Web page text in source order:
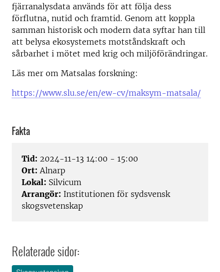
fjärranalysdata används för att följa dess
förflutna, nutid och framtid. Genom att koppla
samman historisk och modern data syftar han till
att belysa ekosystemets motståndskraft och
sårbarhet i mötet med krig och miljöförändringar.
Läs mer om Matsalas forskning:
https://www.slu.se/en/ew-cv/maksym-matsala/
Fakta
Tid: 2024-11-13 14:00 - 15:00
Ort: Alnarp
Lokal: Silvicum
Arrangör: Institutionen för sydsvensk
skogsvetenskap
Relaterade sidor: